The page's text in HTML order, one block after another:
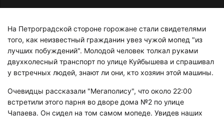
На Петроградской стороне горожане стали свидетелями
того, как неизвестный гражданин увез чужой мопед "из
лучших побуждений". Молодой человек толкал руками
двухколесный транспорт по улице Куйбышева и спрашивал
у встречных людей, знают ли они, кто хозяин этой машины.
Очевидцы рассказали "Мегаполису", что около 22:00
встретили этого парня во дворе дома №2 по улице
Чапаева. Он сидел на том самом мопеде. Увидев наших